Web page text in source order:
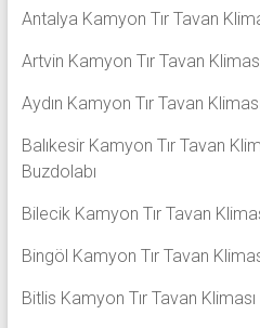
Antalya Kamyon Tır Tavan
Artvin Kamyon Tır Tavan
Aydın Kamyon Tır Tavan
Balıkesir Kamyon Tır Tavan
Buzdolabı
Bilecik Kamyon Tır Tavan
Bingöl Kamyon Tır Tavan
Bitlis Kamyon Tır Tavan